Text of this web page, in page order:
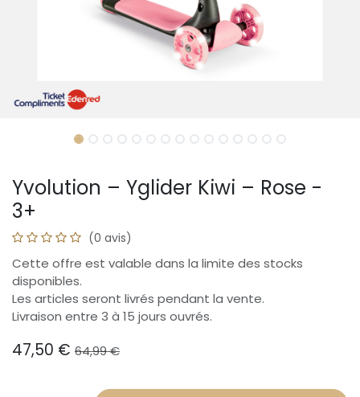
Yvolution – Yglider Kiwi – Rose -
3+
(0 avis)
Cette offre est valable dans la limite des stocks
disponibles.
Les articles seront livrés pendant la vente.
Livraison entre 3 à 15 jours ouvrés.
47,50 € 64,99€